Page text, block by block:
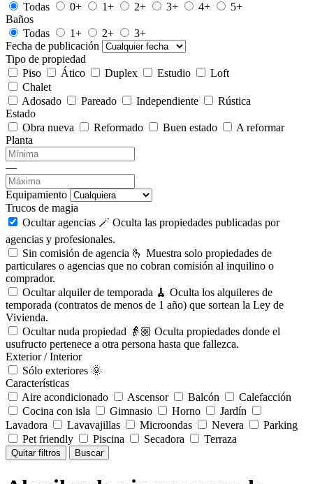
Todas
0+ 1+ 2+ 3+ 4+
5+
Baños
Todas
1+ 2+
3+
Fecha de publicación
Tipo de propiedad
Piso
Ático Duplex Estudio
Loft
Chalet
Adosado
Pareado Independiente
Rústica
Estado
Obra nueva
Reformado Buen estado
A reformar
Planta
—
Equipamiento
Trucos de magia
Ocultar agencias 🪄 Oculta las propiedades publicadas por
agencias y profesionales.
Sin comisión de agencia 🫰 Muestra solo propiedades de
particulares o agencias que no cobran comisión al inquilino o
comprador.
Ocultar alquiler de temporada 🧹 Oculta los alquileres de
temporada (contratos de menos de 1 año) que sortean la Ley de
Vivienda.
Ocultar nuda propiedad 👵🏼 Oculta propiedades donde el
usufructo pertenece a otra persona hasta que fallezca.
Exterior / Interior
Sólo exteriores 🌞
Características
Aire acondicionado
Ascensor Balcón
Calefacción
Cocina con isla
Gimnasio Horno
Jardín
Lavadora
Lavavajillas Microondas Nevera
Parking
Pet friendly
Piscina Secadora Terraza
Quitar filtros Buscar